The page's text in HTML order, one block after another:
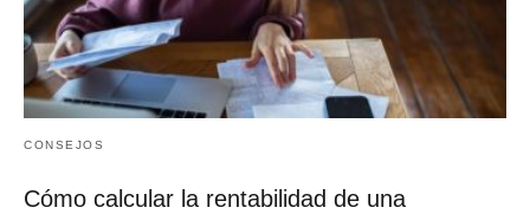
CONSEJOS
Cómo calcular la rentabilidad de una